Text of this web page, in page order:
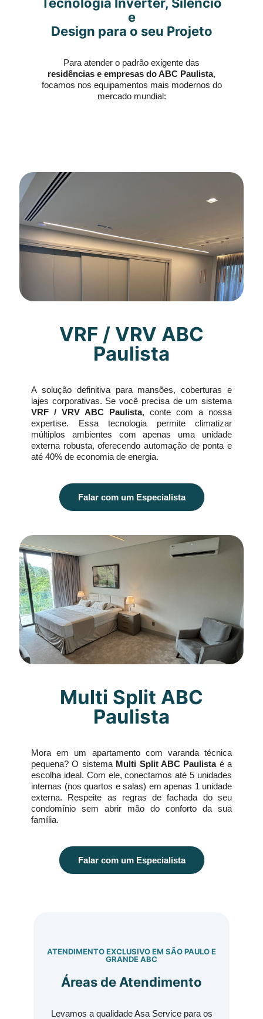
e
Design para o seu Projeto
Para atender o padrão exigente das
residências e empresas do ABC Paulista,
focamos nos equipamentos mais modernos do
mercado mundial:
VRF / VRV ABC
Paulista
A solução definitiva para mansões, coberturas e
lajes corporativas. Se você precisa de um sistema
VRF / VRV ABC Paulista, conte com a nossa
expertise. Essa tecnologia permite climatizar
múltiplos ambientes com apenas uma unidade
externa robusta, oferecendo automação de ponta e
até 40% de economia de energia.
Falar com um Especialista
Multi Split ABC
Paulista
Mora em um apartamento com varanda técnica
pequena? O sistema Multi Split ABC Paulistaé a
escolha ideal. Com ele, conectamos até 5 unidades
internas (nos quartos e salas) em apenas 1 unidade
externa. Respeite as regras de fachada do seu
condomínio sem abrir mão do conforto da sua
família.
Falar com um Especialista
ATENDIMENTO EXCLUSIVO EM SÃO PAULO E
GRANDE ABC
Áreas de Atendimento
Levamos a qualidade Asa Service para os